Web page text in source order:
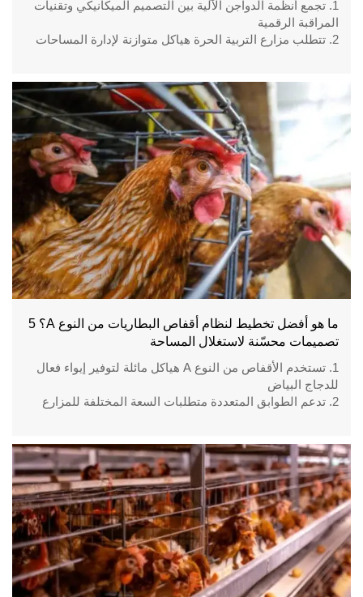
1. تجمع أنظمة الدواجن الآلية بين التصميم الميكانيكي وتقنيات
المراقبة الرقمية
2. تتطلب مزارع التربية الحرة هياكل متوازنة لإدارة المساحات
4. تدمج عنابر الدجاج الحديثة أجهزة الاستشعار ووحدات التحكم
والآلات الآلية
5. للاستقبال / رقم WhatsApp: +8618830120193
ما هو أفضل تخطيط لنظام أقفاص البطاريات من النوع A؟ 5
تصميمات محسّنة لاستغلال المساحة
1. تستخدم الأقفاص من النوع A هياكل مائلة لتوفير إيواء فعال
للدجاج البياض
2. تدعم الطوابق المتعددة متطلبات السعة المختلفة للمزارع
5. رقم الاستقبال / WhatsApp: +8618830120193